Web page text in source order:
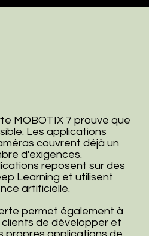
MOBOTIX 7 prouve que
Les applications
couvrent déjà un
d'exigences.
reposent sur des
Learning et utilisent
artificielle.
permet également à
de développer et
propres applications de